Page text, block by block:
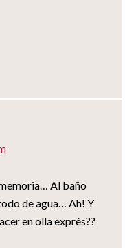
Al baño
de agua… Ah! Y
en olla exprés??